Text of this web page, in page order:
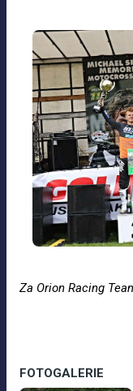
Za Orion Racing
FOTOGALERIE